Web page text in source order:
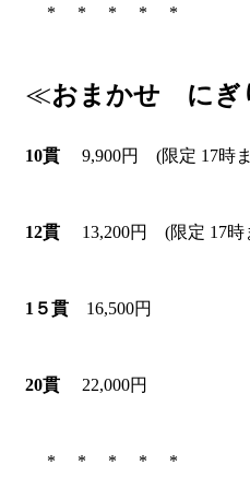
* * * * *
≪おまかせ にぎ
10貫 9,900円 (限定 17時ま
12貫 13,200円 (限定 17時
1５貫 16,500円
20貫 22,000円
* * * * *